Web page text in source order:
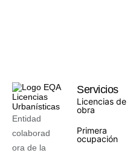
Entidad
colaborad
ora de la
Servicios
Licencias de
obra
Primera
ocupación